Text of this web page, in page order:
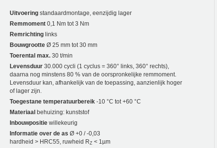
Uitvoering standaardmontage, eenzijdig lager
Remmoment 0,1 Nm tot 3 Nm
Remrichting links
Bouwgrootte Ø 25 mm tot 30 mm
Toerental max. 30 t/min
Levensduur 30.000 cycli (1 cyclus = 360° links, 360° rechts),
daarna nog minstens 80 % van de oorspronkelijke remmoment.
Levensduur kan, afhankelijk van de toepassing, aanzienlijk hoger
of lager zijn.
Toegestane temperatuurbereik -10 °C tot +60 °C
Materiaal behuizing: kunststof
Inbouwpositie willekeurig
Informatie over de as Ø +0 / -0,03
hardheid > HRC55, ruwheid RZ < 1µm